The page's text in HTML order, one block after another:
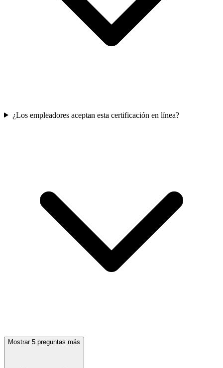
¿Los empleadores aceptan esta certificación en línea?
Mostrar 5 preguntas más